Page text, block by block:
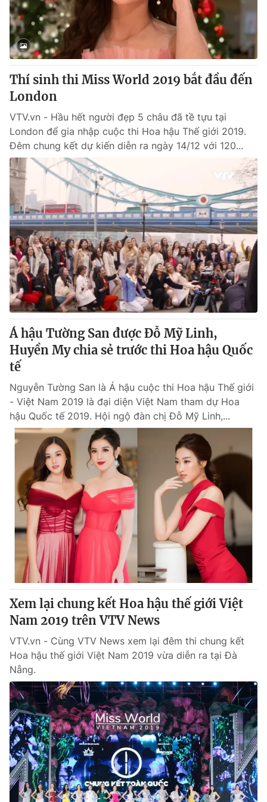
Sản phẩm
Thị trường
Tư vấn
Lịch phát sóng
Chuyên mục khác
Emagazine
Photo Infographic
Video
VTV Money VTV Thể thao
VTV Sức khoẻ Bất động sản
Thị trường 24h Tấm lòng Việt
VTV4 Vươn mình bằng AI
VTV9 VTV8
THỜI BÁO VTV
Theo dõi báo trên
Cơ quan chủ quản:Đài Truyền hình Việt Nam
Cơ quan báo chí:Thời báo VTV
Giấy phép hoạt động báo in và báo điện tử số 483/GP-BTTTT
cấp ngày 29/12/2023
Tổng Biên tập:
Vũ Thanh Thủy
Phó Tổng Biên tập:Nguyễn Thị Mỹ Hạnh, Phạm Quốc Thắng,
Nguyễn Trọng Ninh
Tổng đài VTV:024.38 355 931 - 024.38 355 932
Ðiện thoại Thời báo VTV:
Email:toasoan@vtv.vn
Liên hệ quảng cáo:
Thí sinh thi Miss World 2019 bắt đầu đến
London
VTV.vn - Hầu hết người đẹp 5 châu đã tề tựu tại
London để gia nhập cuộc thi Hoa hậu Thế giới 2019.
Đêm chung kết dự kiến diễn ra ngày 14/12 với 120...
Á hậu Tường San được Đỗ Mỹ Linh,
Huyền My chia sẻ trước thi Hoa hậu Quốc
tế
Nguyễn Tường San là Á hậu cuộc thi Hoa hậu Thế giới
- Việt Nam 2019 là đại diện Việt Nam tham dự Hoa
hậu Quốc tế 2019. Hội ngộ đàn chị Đỗ Mỹ Linh,...
Xem lại chung kết Hoa hậu thế giới Việt
Nam 2019 trên VTV News
VTV.vn - Cùng VTV News xem lại đêm thi chung kết
Hoa hậu thế giới Việt Nam 2019 vừa diễn ra tại Đà
Nẵng.